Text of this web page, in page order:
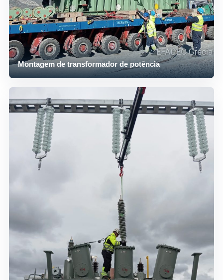
Montagem de transformador de potência